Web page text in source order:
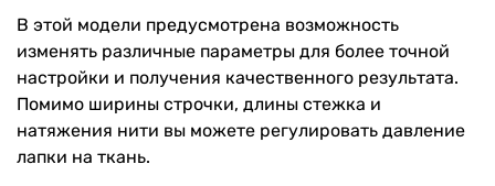
В этой модели предусмотрена возможность
изменять различные параметры для более точной
настройки и получения качественного результата.
Помимо ширины строчки, длины стежка и
натяжения нити вы можете регулировать давление
лапки на ткань.